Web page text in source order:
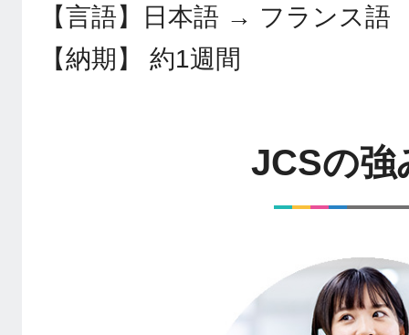
【言語】日本語 → フランス語
【納期】 約1週間
JCSの強